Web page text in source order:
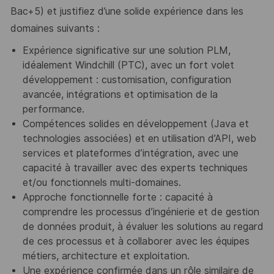
Bac+5) et justifiez d’une solide expérience dans les
domaines suivants :
Expérience significative sur une solution PLM,
idéalement Windchill (PTC), avec un fort volet
développement : customisation, configuration
avancée, intégrations et optimisation de la
performance.
Compétences solides en développement (Java et
technologies associées) et en utilisation d’API, web
services et plateformes d’intégration, avec une
capacité à travailler avec des experts techniques
et/ou fonctionnels multi-domaines.
Approche fonctionnelle forte : capacité à
comprendre les processus d’ingénierie et de gestion
de données produit, à évaluer les solutions au regard
de ces processus et à collaborer avec les équipes
métiers, architecture et exploitation.
Une expérience confirmée dans un rôle similaire de